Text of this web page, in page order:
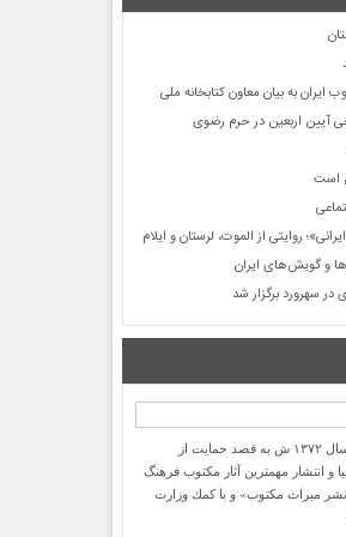
به بیان معاون کتابخانه ملی
آیین اربعین در حرم رضوی
است
روایتی از الموت، لرستان و ایلام
و گویش‌های ایران
سهرورد برگزار شد
مؤسسه پژوهشی میراث مكتوب در سال ۱۳۷۲ ش به قصد حمایت از
مهمترین آثار مكتوب فرهنگ
نشر میراث مكتوب» و با كمك وزارت